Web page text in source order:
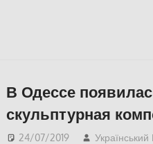
В Одессе
скульптурная
24/07/2019 Український